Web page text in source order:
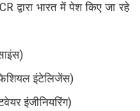
द्वारा भारत में पेश किए जा रहे
इंटेलिजेंस)
इंजीनियरिंग)